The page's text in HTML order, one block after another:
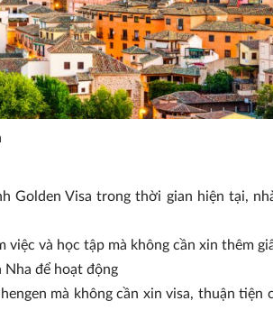
Golden Visa trong thời gian hiện tại,
và học tập mà không cần xin thêm
Nha để hoạt động
mà không cần xin visa, thuận tiện